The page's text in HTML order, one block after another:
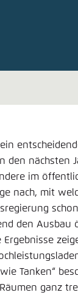
den nächsten
im
nach, mit
den Ausbau
Tanken“
ganz